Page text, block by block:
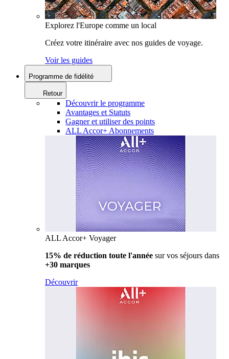
Explorez l'Europe comme un local
Créez votre itinéraire avec nos guides de voyage.
Voir les guides
Programme de fidélité
Retour
Découvrir le programme
Avantages et Statuts
Gagner et utiliser des points
ALL Accor+ Abonnements
ALL Accor+ Voyager
15% de réduction toute l'année sur vos séjours dans
+30 marques
Découvrir